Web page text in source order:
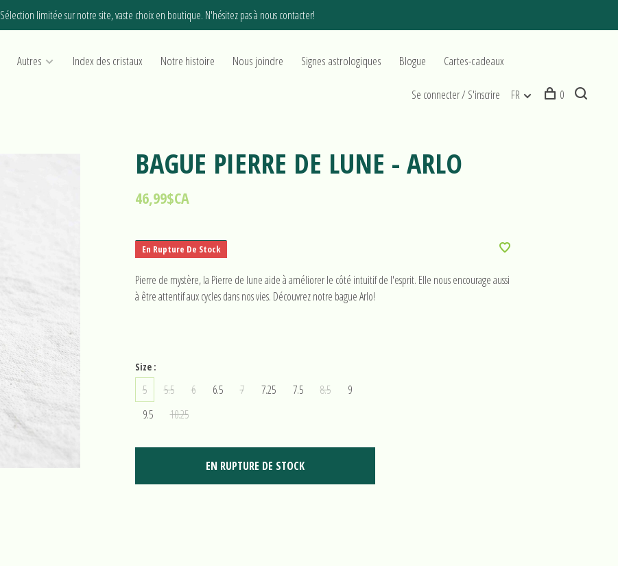
Sélection limitée sur notre site, vaste choix en boutique. N'hésitez pas à nous contacter!
Autres Index des cristaux Notre histoire Nous joindre Signes astrologiques Blogue Cartes-cadeaux
Se connecter / S'inscrire FR 0
BAGUE PIERRE DE LUNE - ARLO
46,99$CA
En Rupture De Stock
Pierre de mystère, la Pierre de lune aide à améliorer le côté intuitif de l'esprit. Elle nous encourage aussi
à être attentif aux cycles dans nos vies. Découvrez notre bague Arlo!
Size :
5 5.5 6 6.5 7 7.25 7.5 8.5
9
9.5
10.25
EN RUPTURE DE STOCK